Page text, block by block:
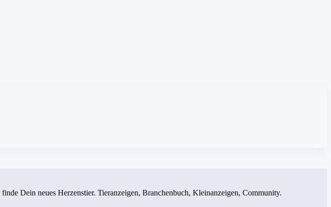
Dein neues Herzenstier. Tieranzeigen, Branchenbuch, Kleinanzeigen, Community.